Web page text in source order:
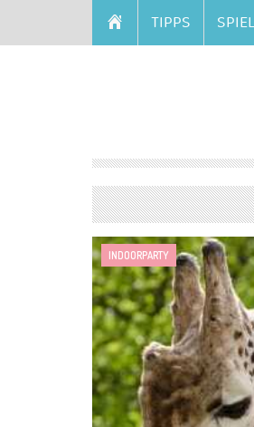
TIPPS
INDOORPARTY